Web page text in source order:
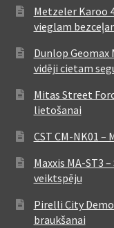
Metzeler Karoo
vieglam
Dunlop
vidēji cietam
Mitas Street
lietošanai
CST CM-NK01
Maxxis MA-ST3
veiktspēju
Pirelli City
braukšanai